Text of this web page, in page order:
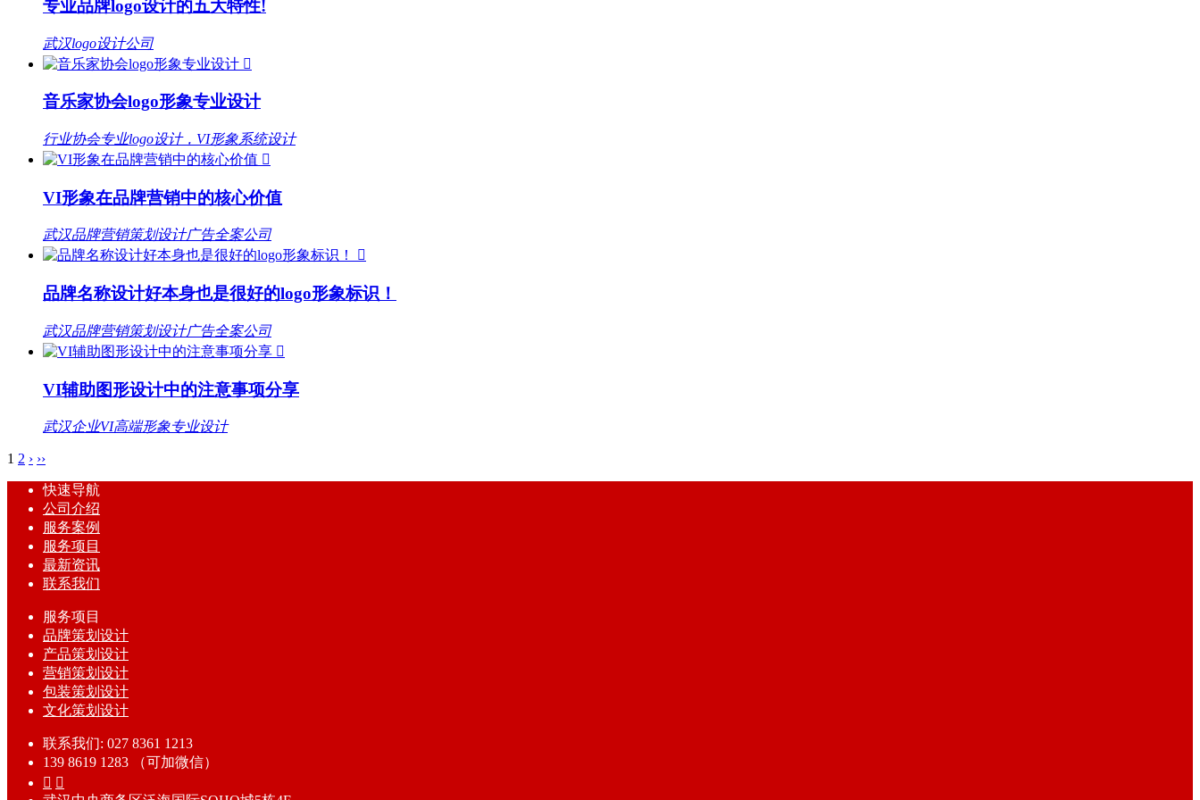
专业品牌logo设计的五大特性!
武汉logo设计公司

音乐家协会logo形象专业设计
行业协会专业logo设计，VI形象系统设计

VI形象在品牌营销中的核心价值
武汉品牌营销策划设计广告全案公司

品牌名称设计好本身也是很好的logo形象标识！
武汉品牌营销策划设计广告全案公司

VI辅助图形设计中的注意事项分享
武汉企业VI高端形象专业设计
1 2 › ››
快速导航
公司介绍
服务案例
服务项目
最新资讯
联系我们
服务项目
品牌策划设计
产品策划设计
营销策划设计
包装策划设计
文化策划设计
联系我们: 027 8361 1213
139 8619 1283 （可加微信）
 